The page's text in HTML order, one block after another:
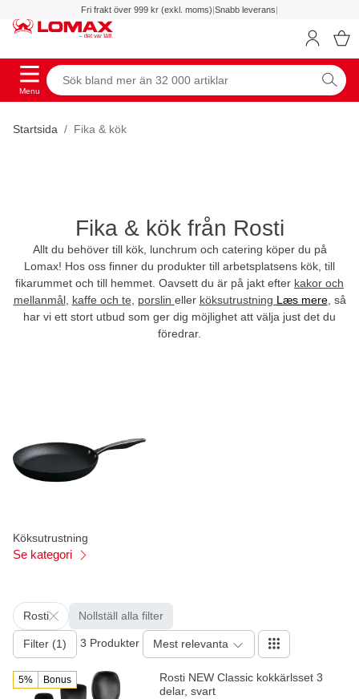
Fri frakt över 999 kr (exkl. moms)|Snabb leverans|
Menu
Startsida Fika & kök
Fika & kök från Rosti
Allt du behöver till kök, lunchrum och catering köper du på
Lomax! Hos oss finner du produkter till arbetsplatsens kök, till
fikarummet och till hemmet. Oavsett du är på jakt efter kakor och
mellanmål, kaffe och te porslin eller köksutrustning Læs mere, så
har vi ett stort utbud som ger dig möjlighet att välja just det du
föredrar.
Köksutrustning
Se kategori
Rosti Nollställ alla filter
Filter (1) 3 Produkter Mest relevanta
5% Bonus
Rosti NEW Classic kokkärlsset 3
delar, svart